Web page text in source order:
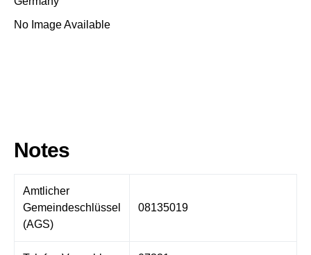
No Image Available
Notes
Amtlicher
Gemeindeschlüssel
(AGS)
08135019